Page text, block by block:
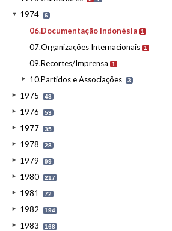
1974 6
06.Documentação Indonésia 1
07.Organizações Internacionais 1
09.Recortes/Imprensa 1
10.Partidos e Associações 3
1975 43
1976 53
1977 35
1978 28
1979 99
1980 217
1981 72
1982 194
1983 168